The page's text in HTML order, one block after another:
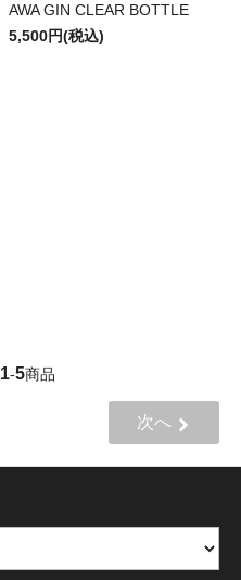
AWA GIN CLEAR BOTTLE
5,500円(税込)
1-5商品
次へ